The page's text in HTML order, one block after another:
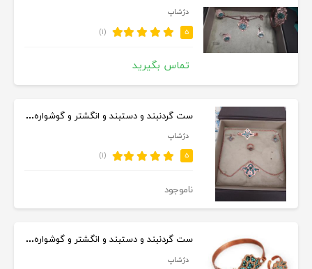
دژشاپ
۵ (۱)
تماس بگیرید
ست گردنبند و دستبند و انگشتر و گوشواره فیروزه کوب
دژشاپ
۵ (۱)
ناموجود
ست گردنبند و دستبند و انگشتر و گوشواره فیروزه کوب طرح لاله عباسی
دژشاپ